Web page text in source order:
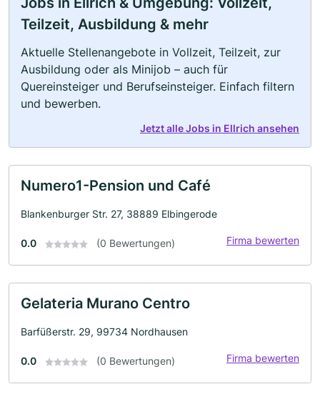
Teilzeit, Ausbildung & mehr
Aktuelle Stellenangebote in Vollzeit, Teilzeit, zur
Ausbildung oder als Minijob – auch für
Quereinsteiger und Berufseinsteiger. Einfach filtern
und bewerben.
Jetzt alle Jobs in Ellrich ansehen
Numero1-Pension und Café
Blankenburger Str. 27, 38889 Elbingerode
0.0 (0 Bewertungen) Firma bewerten
Gelateria Murano Centro
Barfüßerstr. 29, 99734 Nordhausen
0.0 (0 Bewertungen) Firma bewerten